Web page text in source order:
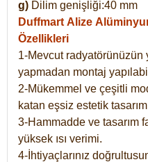
g) Dilim genişliği:40 mm
Duffmart Alize
Özellikleri
1-Mevcut
yapmadan montaj
2-Mükemmel ve çeşitli
katan eşsiz estetik
3-Hammadde ve tasarım
yüksek ısı verimi.
4-İhtiyaçlarınız